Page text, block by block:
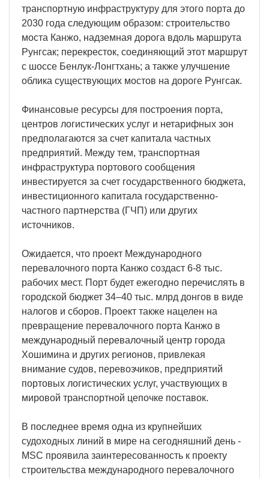
транспортную инфраструктуру для этого порта до
2030 года следующим образом: строительство
моста Канжо, надземная дорога вдоль маршрута
Рунгсак; перекресток, соединяющий этот маршрут
с шоссе Бенлук-Лонгтхань; а также улучшение
облика существующих мостов на дороге Рунгсак.
Финансовые ресурсы для построения порта,
центров логистических услуг и нетарифных зон
предполагаются за счет капитала частных
предприятий. Между тем, транспортная
инфраструктура портового сообщения
инвестируется за счет государственного бюджета,
инвестиционного капитала государственно-
частного партнерства (ГЧП) или других
источников.
Ожидается, что проект Международного
перевалочного порта Канжо создаст 6-8 тыс.
рабочих мест. Порт будет ежегодно перечислять в
городской бюджет 34–40 тыс. млрд донгов в виде
налогов и сборов. Проект также нацелен на
превращение перевалочного порта Канжо в
международный перевалочный центр города
Хошимина и других регионов, привлекая
внимание судов, перевозчиков, предприятий
портовых логистических услуг, участвующих в
мировой транспортной цепочке поставок.
В последнее время одна из крупнейших
судоходных линий в мире на сегодняшний день -
MSC проявила заинтересованность к проекту
строительства международного перевалочного